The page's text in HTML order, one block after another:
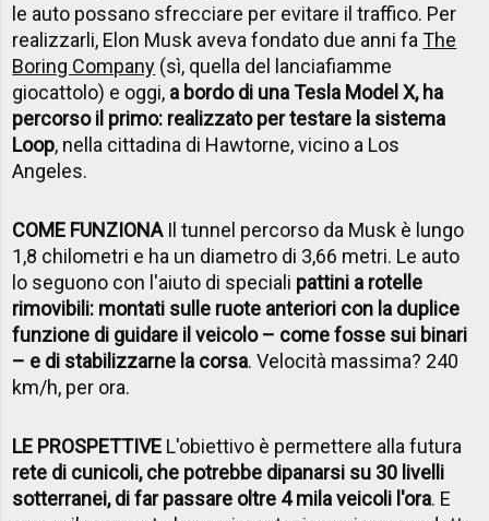
le auto possano sfrecciare per evitare il traffico. Per
realizzarli, Elon Musk aveva fondato due anni faThe
Boring Company (sì, quella del lanciafiamme
giocattolo) e oggi, a bordo di una Tesla Model X, ha
percorso il primo: realizzato per testare la sistema
Loop, nella cittadina di Hawtorne, vicino a Los
Angeles.
COME FUNZIONAIl tunnel percorso da Musk è lungo
1,8 chilometri e ha un diametro di 3,66 metri. Le auto
lo seguono con l'aiuto di speciali pattini a rotelle
rimovibili: montati sulle ruote anteriori con la duplice
funzione di guidare il veicolo – come fosse sui binari
– e di stabilizzarne la corsa. Velocità massima? 240
km/h, per ora.
LE PROSPETTIVE L'obiettivo è permettere alla futura
rete di cunicoli, che potrebbe dipanarsi su 30 livelli
sotterranei, di far passare oltre 4 mila veicoli l'ora. E